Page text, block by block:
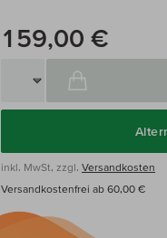
159,00 €
inkl. MwSt, zzgl. Versandkosten
Versandkostenfrei ab 60,00 €